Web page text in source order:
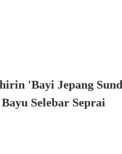
'Bayi Jepang
Selebar Seprai